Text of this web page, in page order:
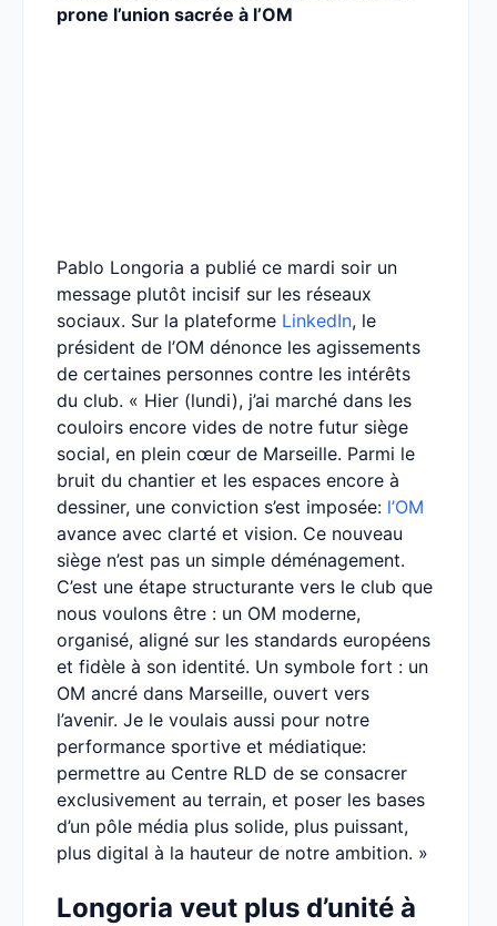
prone l’union sacrée à l’OM
Pablo Longoria a publié ce mardi soir un
message plutôt incisif sur les réseaux
sociaux. Sur la plateforme LinkedIn, le
président de l’OM dénonce les agissements
de certaines personnes contre les intérêts
du club. « Hier (lundi), j’ai marché dans les
couloirs encore vides de notre futur siège
social, en plein cœur de Marseille. Parmi le
bruit du chantier et les espaces encore à
dessiner, une conviction s’est imposée: l’OM
avance avec clarté et vision. Ce nouveau
siège n’est pas un simple déménagement.
C’est une étape structurante vers le club que
nous voulons être : un OM moderne,
organisé, aligné sur les standards européens
et fidèle à son identité. Un symbole fort : un
OM ancré dans Marseille, ouvert vers
l’avenir. Je le voulais aussi pour notre
performance sportive et médiatique:
permettre au Centre RLD de se consacrer
exclusivement au terrain, et poser les bases
d’un pôle média plus solide, plus puissant,
plus digital à la hauteur de notre ambition. »
Longoria veut plus d’unité à